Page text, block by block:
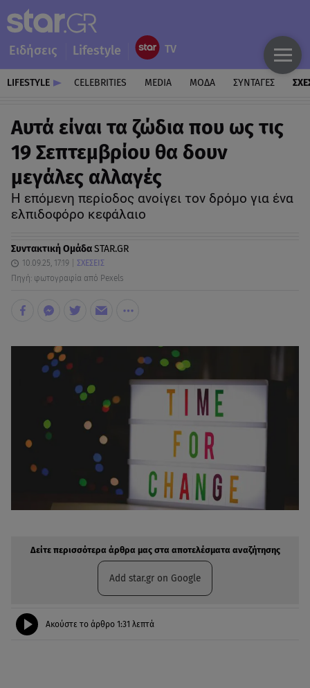
Ειδήσεις Lifestyle
LIFESTYLE CELEBRITIES MEDIA ΜΟΔΑ ΣΥΝΤΑΓΕΣ
Aυτά είναι τα ζώδια που ως τις
19 Σεπτεμβρίου θα δουν
μεγάλες αλλαγές
Η επόμενη περίοδος ανοίγει τον δρόμο για ένα
ελπιδοφόρο κεφάλαιο
Συντακτική ΟμάδαSTAR.GR
10.09.25, 17:19
ΣΧΕΣΕΙΣ
Πηγή: φωτογραφία από Pexels
Δείτε περισσότερα άρθρα μας στα αποτελέσματα αναζήτησης
Add star.gr on Google
Ακούστε το άρθρο 1:31 λεπτά